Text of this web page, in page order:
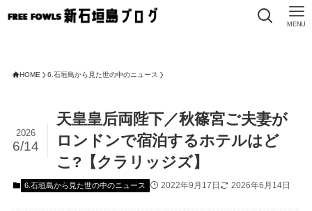
MENU
HOME 6.石垣島から見た世の中のニュース
天皇皇后両陛下／秋篠宮ご夫妻が
ロンドンで宿泊するホテルはど
こ?【クラリッジズ】
2026
6/14
6.石垣島から見た世の中のニュース 2022年9月17日 2026年6月14日